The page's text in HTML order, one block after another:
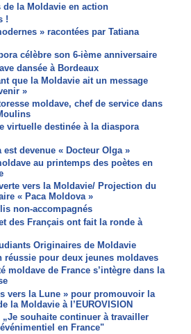
de la Moldavie en action
!
» racontées par Tatiana
célèbre son 6-ième anniversaire
dansée à Bordeaux
que la Moldavie ait un message
»
moldave, chef de service dans
virtuelle destinée à la diaspora
devenue « Docteur Olga »
au printemps des poètes en
vers la Moldavie/ Projection du
« Paca Moldova »
non-accompagnés
des Français ont fait la ronde à
Originaires de Moldavie
réussie pour deux jeunes moldaves
moldave de France s’intègre dans la
vers la Lune » pour promouvoir la
la Moldavie à l’EUROVISION
„Je souhaite continuer à travailler
en France"